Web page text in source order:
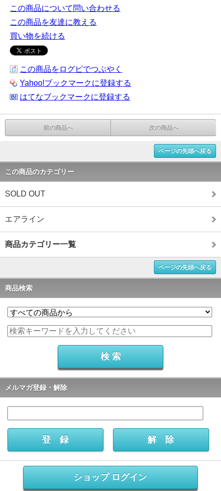
この商品について問い合わせる
この商品を友達に教える
買い物を続ける
この商品をログピでつぶやく
Yahoo!ブックマークに登録する
はてなブックマークに登録する
前の商品へ 次の商品へ
ページの先頭へ戻る
この商品のカテゴリー
SOLD OUT
エアライン
商品カテゴリー一覧
ページの先頭へ戻る
商品検索
メルマガ登録・解除
ショップ ログイン